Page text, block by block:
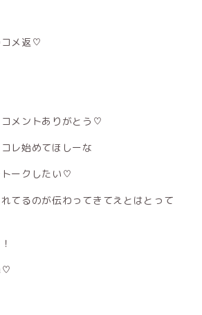
メ返♡
メントありがとう♡
レ始めてほしーな
ークしたい♡
てるのが伝わってきてえとはとって
♡